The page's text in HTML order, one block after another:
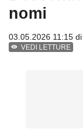
nomi
03.05.2026 11:15 di
VEDI LETTURE